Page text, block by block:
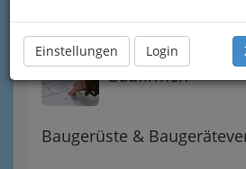
Einstellungen Login
Bäder - Pools -
Baufirmen
Baugerüste &